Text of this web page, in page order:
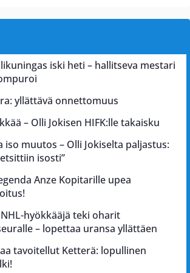
iski heti – hallitseva mestari
yllättävä onnettomuus
– Olli Jokisen HIFK:lle takaisku
iso muutos – Olli Jokiselta paljastus:
isosti”
Anze Kopitarille upea
hyökkääjä teki oharit
– lopettaa uransa yllättäen
tavoitellut Ketterä: lopullinen